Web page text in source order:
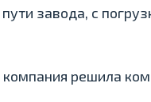
завода, с
решила